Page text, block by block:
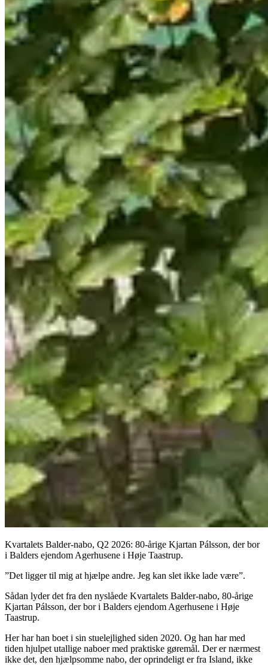
Kvartalets Balder-nabo, Q2 2026: 80-årige Kjartan Pálsson, der bor
i Balders ejendom Agerhusene i Høje Taastrup.
”Det ligger til mig at hjælpe andre. Jeg kan slet ikke lade være”.
Sådan lyder det fra den nyslåede Kvartalets Balder-nabo, 80-årige
Kjartan Pálsson, der bor i Balders ejendom Agerhusene i Høje
Taastrup.
Her har han boet i sin stuelejlighed siden 2020. Og han har med
tiden hjulpet utallige naboer med praktiske gøremål. Der er nærmest
ikke det, den hjælpsomme nabo, der oprindeligt er fra Island, ikke